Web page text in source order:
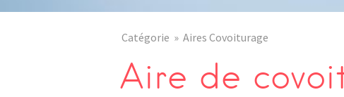
Catégorie Aires Covoiturage
Aire de